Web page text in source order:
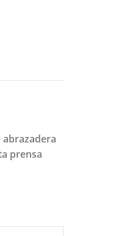
abrazadera
prensa